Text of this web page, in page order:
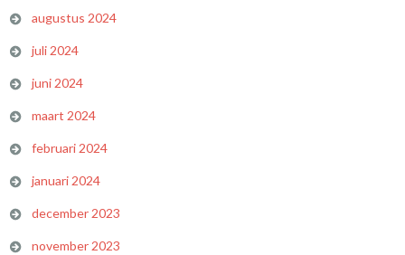
augustus 2024
juli 2024
juni 2024
maart 2024
februari 2024
januari 2024
december 2023
november 2023